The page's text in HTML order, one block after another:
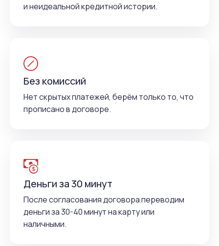
и неидеальной кредитной истории.
Без комиссий
Нет скрытых платежей, берём только то, что
прописано в договоре.
Деньги за 30 минут
После согласования договора переводим
деньги за 30-40 минут на карту или
наличными.